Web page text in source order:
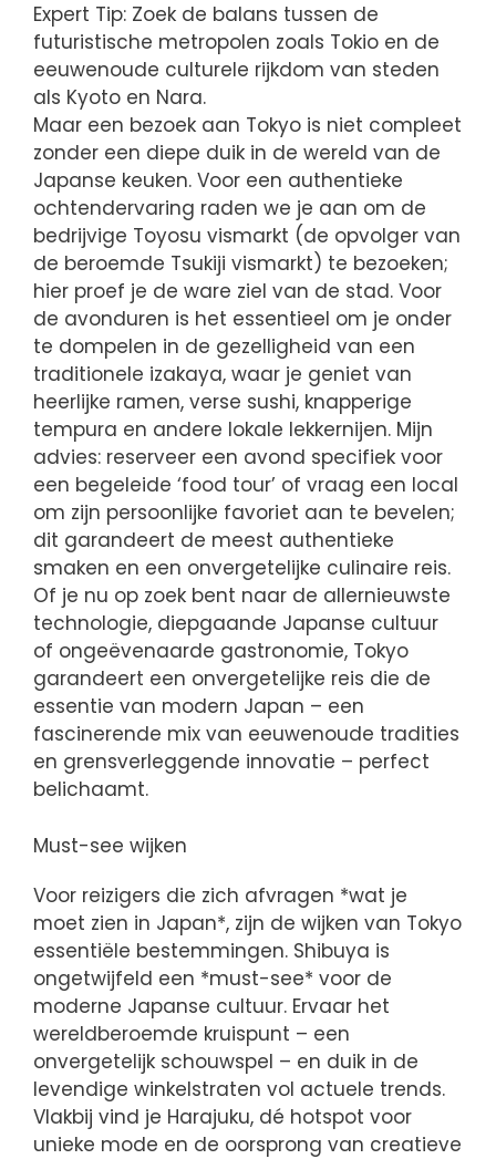
Expert Tip: Zoek de balans tussen de
futuristische metropolen zoals Tokio en de
eeuwenoude culturele rijkdom van steden
als Kyoto en Nara.
Maar een bezoek aan Tokyo is niet compleet
zonder een diepe duik in de wereld van de
Japanse keuken. Voor een authentieke
ochtendervaring raden we je aan om de
bedrijvige Toyosu vismarkt (de opvolger van
de beroemde Tsukiji vismarkt) te bezoeken;
hier proef je de ware ziel van de stad. Voor
de avonduren is het essentieel om je onder
te dompelen in de gezelligheid van een
traditionele izakaya, waar je geniet van
heerlijke ramen, verse sushi, knapperige
tempura en andere lokale lekkernijen. Mijn
advies: reserveer een avond specifiek voor
een begeleide ‘food tour’ of vraag een local
om zijn persoonlijke favoriet aan te bevelen;
dit garandeert de meest authentieke
smaken en een onvergetelijke culinaire reis.
Of je nu op zoek bent naar de allernieuwste
technologie, diepgaande Japanse cultuur
of ongeëvenaarde gastronomie, Tokyo
garandeert een onvergetelijke reis die de
essentie van modern Japan – een
fascinerende mix van eeuwenoude tradities
en grensverleggende innovatie – perfect
belichaamt.
Must-see wijken
Voor reizigers die zich afvragen *wat je
moet zien in Japan*, zijn de wijken van Tokyo
essentiële bestemmingen. Shibuya is
ongetwijfeld een *must-see* voor de
moderne Japanse cultuur. Ervaar het
wereldberoemde kruispunt – een
onvergetelijk schouwspel – en duik in de
levendige winkelstraten vol actuele trends.
Vlakbij vind je Harajuku, dé hotspot voor
unieke mode en de oorsprong van creatieve